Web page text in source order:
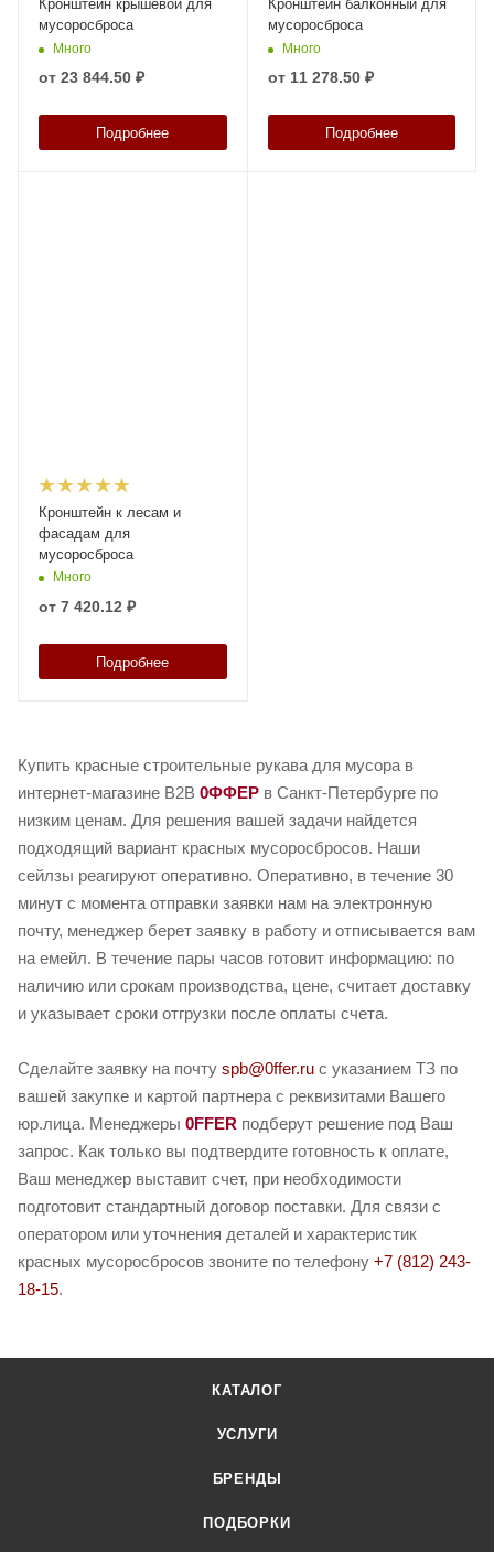
Кронштейн крышевой для
мусоросброса
Много
от 23 844.50 ₽
Подробнее
Кронштейн балконный для
мусоросброса
Много
от 11 278.50 ₽
Подробнее
Кронштейн к лесам и
фасадам для
мусоросброса
Много
от 7 420.12 ₽
Подробнее
Купить красные строительные рукава для мусора в
интернет-магазине B2B 0ФФЕР в Санкт-Петербурге по
низким ценам. Для решения вашей задачи найдется
подходящий вариант красных мусоросбросов. Наши
сейлзы реагируют оперативно. Оперативно, в течение 30
минут с момента отправки заявки нам на электронную
почту, менеджер берет заявку в работу и отписывается вам
на емейл. В течение пары часов готовит информацию: по
наличию или срокам производства, цене, считает доставку
и указывает сроки отгрузки после оплаты счета.
Сделайте заявку на почту spb@0ffer.ru с указанием ТЗ по
вашей закупке и картой партнера с реквизитами Вашего
юр.лица. Менеджеры 0FFER подберут решение под Ваш
запрос. Как только вы подтвердите готовность к оплате,
Ваш менеджер выставит счет, при необходимости
подготовит стандартный договор поставки. Для связи с
оператором или уточнения деталей и характеристик
красных мусоросбросов звоните по телефону +7 (812) 243-
18-15.
КАТАЛОГ
УСЛУГИ
БРЕНДЫ
ПОДБОРКИ